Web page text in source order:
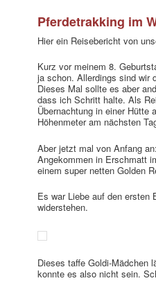
Pferdetrakking im
Hier ein Reisebericht von
Kurz vor meinem 8.
ja schon. Allerdings sind wir
Dieses Mal sollte es aber
dass ich Schritt halte. Als
Übernachtung in einer Hütte
Höhenmeter am nächsten
Aber jetzt mal von Anfang an:
Angekommen in Erschmatt
einem super netten Golden
Es war Liebe auf den
widerstehen.
Dieses taffe Goldi-Mädchen
konnte es also nicht sein.